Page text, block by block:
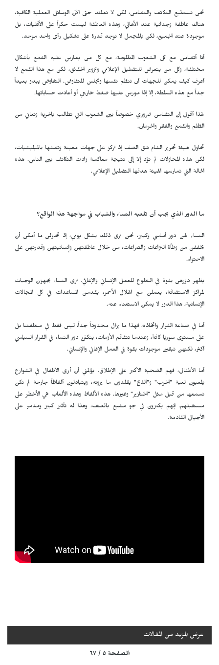
نحن نستطيع التكاتف والتضامن، لكن لا نملك حتى الآن الوسائل العملية الكافية،
هناك عاطفة وجدانية عند الأهالي، وهذه العاطفة ليست حكراً على الأقليات، بل
موجودة عند الجميع، لكن بالمجمل لا توجد قدرة على تشكيل رأي واحد موحد.
أنا أتضامن مع كل الشعوب المظلومة، مع كل من يمارس عليه القمع بأشكال
مختلفة، وكل من يتعرض للتضليل الإعلامي وتزوير الحقائق، لكن مع هذا القمع لا
أعرف كيف يمكن للجهات أن تنظم نفسها وتجلس للتفاوض. التفاوض يبدو بعيداً
جداً مع هذه السلطة، إلا إذا مورس عليها ضغط خارجي أو أعادت حساباتها.
لهذا أقول إن التضامن ضروري خصوصاً بين الشعوب التي تطالب بالحرية وتعاني من
الظلم والقمع والفقر والحرمان.
تحاول هيئة تحرير الشام شق الصف إذ تركز على جهات معينة وتصفها بالميليشيات،
لكن هذه المحاولات لم تؤد إلا إلى نتيجة معاكسة زادت التكاتف بين الناس. هذه
الحالة التي تمارسها الهيئة هدفها التضليل الإعلامي.
ما الدور الذي يجب أن تلعبه النساء والشباب في مواجهة هذا الواقع؟
النساء لهن دور أساسي وكبير، نحن نرى ذلك بشكل يومي، إذ تحاولن ما أمكن أن
يخففن من وطأة النزاعات والصراعات، من خلال عاطفتهن وإنسانيتهن وقدرتهن على
الاحتواء.
يظهر دورهن بقوة في التطوع للعمل الإنساني والإغاثي. نرى النساء يجهزن الوجبات
لمراكز الاستضافة، يعملن مع الهلال الأحمر، يقدمن المساعدات في كل المجالات
الإنسانية، هذا الدور لا يمكن الاستغناء عنه.
أما في صناعة القرار واتخاذه، فهذا ما يزال محدوداً جداً، ليس فقط في منطقتنا بل
على مستوى سوريا كافةً، وعندما تتفاقم الأزمات، ينكفئ دور النساء في القرار السياسي
أكثر، لكنهن تبقين موجودات بقوة في العمل الإغاثي والإنساني.
أما الأطفال، فهم الضحية الأكبر على الإطلاق. يؤلمني أن أرى الأطفال في الشوارع
يلعبون لعبة "الحرب" و"الذبح" يقلدون ما يرونه، ويتبادلون ألفاظاً جارحة لم نكن
نسمعها من قبل مثل "الخنازير" وغيرها. هذه الألفاظ وهذه الألعاب هي الأخطر على
مستقبلهم. إنهم يكبرون في جو مشبع بالعنف، وهذا له تأثير كبير ومدمر على
الأجيال القادمة.
عرض المزيد من المقالات
الصفحة ٥ / ٦٧